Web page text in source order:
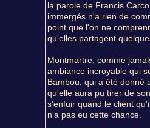
la parole de Francis
immergés n'a rien de
point que l'on ne
qu'elles partagent
Montmartre, comme
ambiance incroyable qui
Bambou, qui a été donné
qu'elle aura pu tirer de
s'enfuir quand le client
n'a pas eu cette chance.